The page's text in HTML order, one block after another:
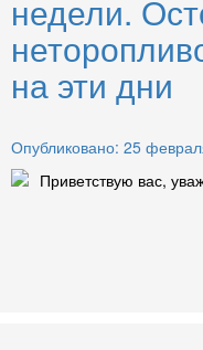
недели.
на эти дни
Опубликовано: 25
Приветствую вас,